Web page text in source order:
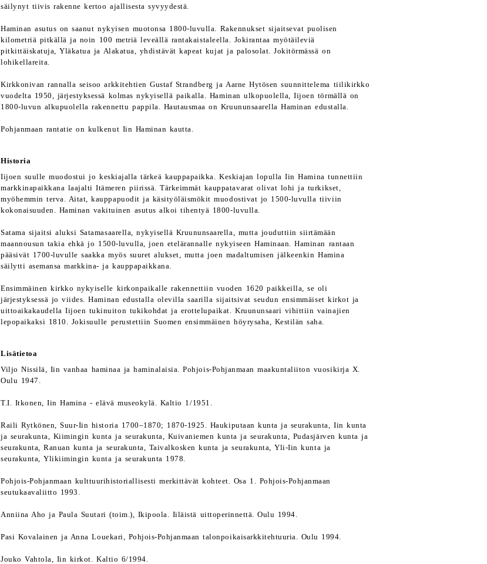
säilynyt tiivis rakenne kertoo ajallisesta syvyydestä.
Haminan asutus on saanut nykyisen muotonsa 1800-luvulla. Rakennukset sijaitsevat puolisen
kilometriä pitkällä ja noin 100 metriä leveällä rantakaistaleella. Jokirantaa myötäileviä
pitkittäiskatuja, Yläkatua ja Alakatua, yhdistävät kapeat kujat ja palosolat. Jokitörmässä on
lohikellareita.
Kirkkonivan rannalla seisoo arkkitehtien Gustaf Strandberg ja Aarne Hytösen suunnittelema tiilikirkko
vuodelta 1950, järjestyksessä kolmas nykyisellä paikalla. Haminan ulkopuolella, Iijoen törmällä on
1800-luvun alkupuolella rakennettu pappila. Hautausmaa on Kruununsaarella Haminan edustalla.
Pohjanmaan rantatie on kulkenut Iin Haminan kautta.
Historia
Iijoen suulle muodostui jo keskiajalla tärkeä kauppapaikka. Keskiajan lopulla Iin Hamina tunnettiin
markkinapaikkana laajalti Itämeren piirissä. Tärkeimmät kauppatavarat olivat lohi ja turkikset,
myöhemmin terva. Aitat, kauppapuodit ja käsityöläismökit muodostivat jo 1500-luvulla tiiviin
kokonaisuuden. Haminan vakituinen asutus alkoi tihentyä 1800-luvulla.
Satama sijaitsi aluksi Satamasaarella, nykyisellä Kruununsaarella, mutta jouduttiin siirtämään
maannousun takia ehkä jo 1500-luvulla, joen etelärannalle nykyiseen Haminaan. Haminan rantaan
pääsivät 1700-luvulle saakka myös suuret alukset, mutta joen madaltumisen jälkeenkin Hamina
säilytti asemansa markkina- ja kauppapaikkana.
Ensimmäinen kirkko nykyiselle kirkonpaikalle rakennettiin vuoden 1620 paikkeilla, se oli
järjestyksessä jo viides. Haminan edustalla olevilla saarilla sijaitsivat seudun ensimmäiset kirkot ja
uittoaikakaudella Iijoen tukinuiton tukikohdat ja erottelupaikat. Kruununsaari vihittiin vainajien
lepopaikaksi 1810. Jokisuulle perustettiin Suomen ensimmäinen höyrysaha, Kestilän saha.
Lisätietoa
Viljo Nissilä, Iin vanhaa haminaa ja haminalaisia. Pohjois-Pohjanmaan maakuntaliiton vuosikirja X.
Oulu 1947.
T.I. Itkonen, Iin Hamina - elävä museokylä. Kaltio 1/1951.
Raili Rytkönen, Suur-Iin historia 1700–1870; 1870-1925. Haukiputaan kunta ja seurakunta, Iin kunta
ja seurakunta, Kiimingin kunta ja seurakunta, Kuivaniemen kunta ja seurakunta, Pudasjärven kunta ja
seurakunta, Ranuan kunta ja seurakunta, Taivalkosken kunta ja seurakunta, Yli-Iin kunta ja
seurakunta, Ylikiimingin kunta ja seurakunta 1978.
Pohjois-Pohjanmaan kulttuurihistoriallisesti merkittävät kohteet. Osa 1. Pohjois-Pohjanmaan
seutukaavaliitto 1993.
Anniina Aho ja Paula Suutari (toim.), Ikipoola. Iiläistä uittoperinnettä. Oulu 1994.
Pasi Kovalainen ja Anna Louekari, Pohjois-Pohjanmaan talonpoikaisarkkitehtuuria. Oulu 1994.
Jouko Vahtola, Iin kirkot. Kaltio 6/1994.